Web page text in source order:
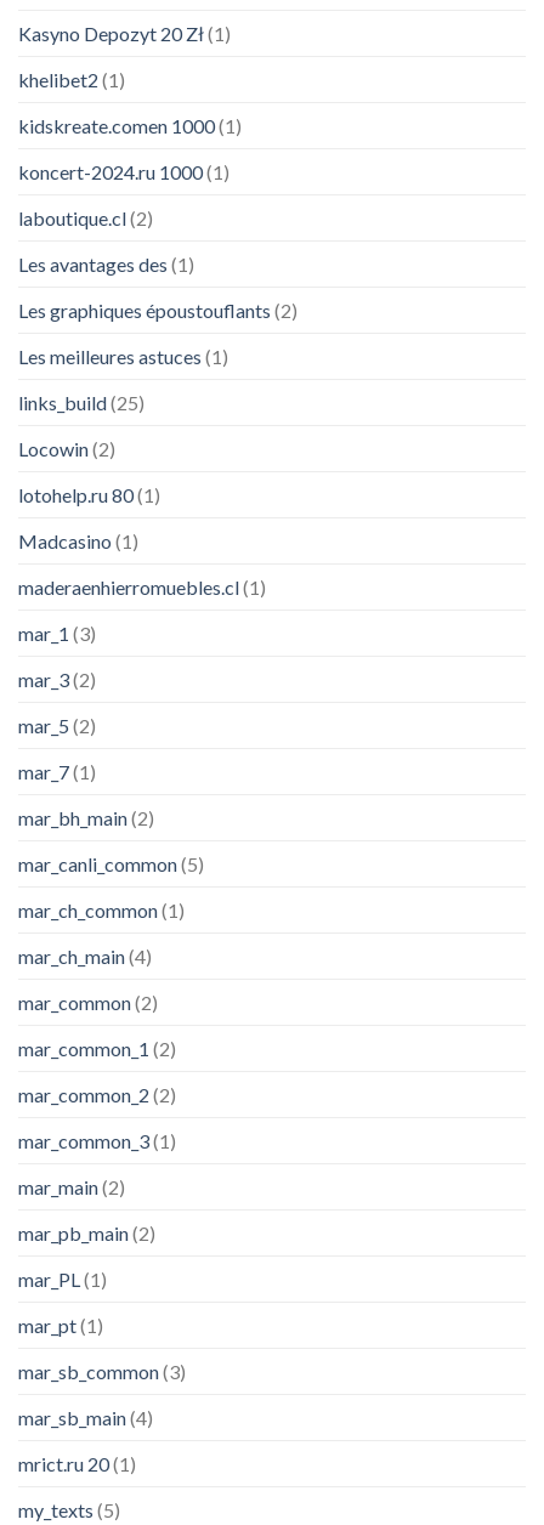
Kasyno Depozyt 20 Zł(1)
khelibet2 (1)
kidskreate.comen 1000(1)
koncert-2024.ru 1000(1)
laboutique.cl(2)
Les avantages des (1)
Les graphiques époustouflants (2)
Les meilleures astuces (1)
links_build(25)
Locowin(2)
lotohelp.ru 80(1)
Madcasino (1)
maderaenhierromuebles.cl(1)
mar_1 (3)
mar_3(2)
mar_5 (2)
mar_7(1)
mar_bh_main(2)
mar_canli_common(5)
mar_ch_common(1)
mar_ch_main(4)
mar_common(2)
mar_common_1 (2)
mar_common_2 (2)
mar_common_3(1)
mar_main(2)
mar_pb_main(2)
mar_PL(1)
mar_pt(1)
mar_sb_common(3)
mar_sb_main(4)
mrict.ru 20(1)
my_texts (5)